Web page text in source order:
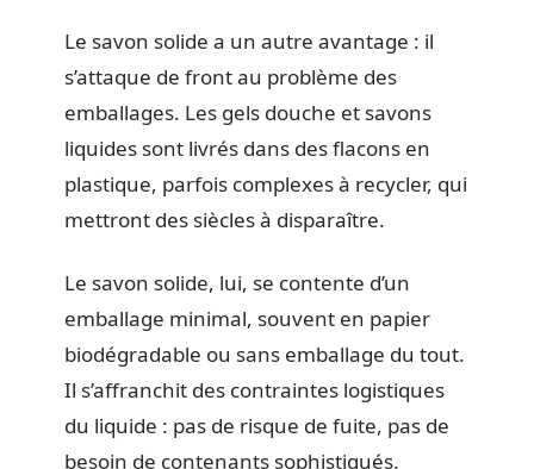
Le savon solide a un autre avantage : il
s’attaque de front au problème des
emballages. Les gels douche et savons
liquides sont livrés dans des flacons en
plastique, parfois complexes à recycler, qui
mettront des siècles à disparaître.
Le savon solide, lui, se contente d’un
emballage minimal, souvent en papier
biodégradable ou sans emballage du tout.
Il s’affranchit des contraintes logistiques
du liquide : pas de risque de fuite, pas de
besoin de contenants sophistiqués.